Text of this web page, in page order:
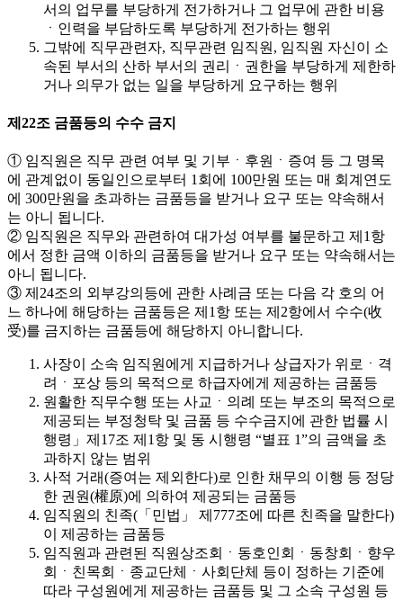
서의 업무를 부당하게 전가하거나 그 업무에 관한 비용
ㆍ인력을 부담하도록 부당하게 전가하는 행위
그밖에 직무관련자, 직무관련 임직원, 임직원 자신이 소
속된 부서의 산하 부서의 권리ㆍ권한을 부당하게 제한하
거나 의무가 없는 일을 부당하게 요구하는 행위
제22조 금품등의 수수 금지
① 임직원은 직무 관련 여부 및 기부ㆍ후원ㆍ증여 등 그 명목
에 관계없이 동일인으로부터 1회에 100만원 또는 매 회계연도
에 300만원을 초과하는 금품등을 받거나 요구 또는 약속해서
는 아니 됩니다.
② 임직원은 직무와 관련하여 대가성 여부를 불문하고 제1항
에서 정한 금액 이하의 금품등을 받거나 요구 또는 약속해서는
아니 됩니다.
③ 제24조의 외부강의등에 관한 사례금 또는 다음 각 호의 어
느 하나에 해당하는 금품등은 제1항 또는 제2항에서 수수(收
受)를 금지하는 금품등에 해당하지 아니합니다.
사장이 소속 임직원에게 지급하거나 상급자가 위로ㆍ격
려ㆍ포상 등의 목적으로 하급자에게 제공하는 금품등
원활한 직무수행 또는 사교ㆍ의례 또는 부조의 목적으로
제공되는 부정청탁 및 금품 등 수수금지에 관한 법률 시
행령」제17조 제1항 및 동 시행령 “별표 1”의 금액을 초
과하지 않는 범위
사적 거래(증여는 제외한다)로 인한 채무의 이행 등 정당
한 권원(權原)에 의하여 제공되는 금품등
임직원의 친족(「민법」 제777조에 따른 친족을 말한다)
이 제공하는 금품등
임직원과 관련된 직원상조회ㆍ동호인회ㆍ동창회ㆍ향우
회ㆍ친목회ㆍ종교단체ㆍ사회단체 등이 정하는 기준에
따라 구성원에게 제공하는 금품등 및 그 소속 구성원 등